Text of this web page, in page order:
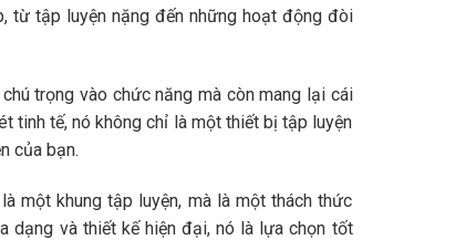
từ tập luyện nặng đến những hoạt động đòi
trọng vào chức năng mà còn mang lại cái
tinh tế, nó không chỉ là một thiết bị tập luyện
của bạn.
một khung tập luyện, mà là một thách thức
dạng và thiết kế hiện đại, nó là lựa chọn tốt